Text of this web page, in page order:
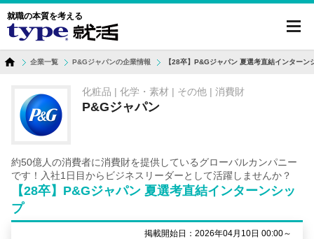
就職の本質を考える
企業一覧 P&Gジャパンの企業情報 【28卒】P&Gジャパン 夏選考直結インター
化粧品 | 化学・素材 | その他 | 消費財
P&Gジャパン
約50億人の消費者に消費財を提供しているグローバルカンパニー
です！入社1日目からビジネスリーダーとして活躍しませんか？
【28卒】P&Gジャパン 夏選考直結インターンシッ
プ
掲載開始日：2026年04月10日 00:00～